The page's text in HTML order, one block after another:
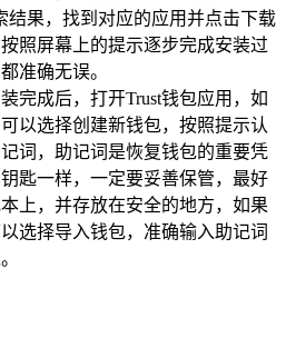
结果，找到对应的应用并点击下载
照屏幕上的提示逐步完成安装过
准确无误。
完成后，打开Trust钱包应用，如
以选择创建新钱包，按照提示认
词，助记词是恢复钱包的重要凭
匙一样，一定要妥善保管，最好
上，并存放在安全的地方，如果
选择导入钱包，准确输入助记词